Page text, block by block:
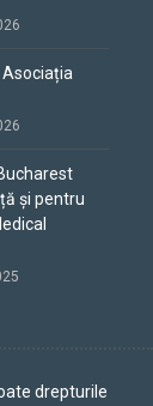
și pentru
drepturile